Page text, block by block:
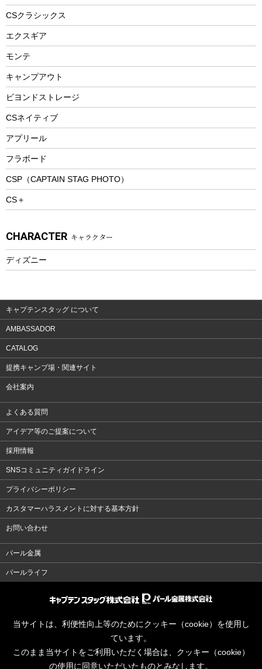
トレー
ランチョンマット
ランチボックス
ヘルメット
エアーポンプ
ビーチテント
ウィンター
スノーシュー
防寒ウェア
トレッキング
トレッキングアクセサリー
プレイグッズ
ウェルネス
ウェア、タオル
ウェア
CSクラシックス
エクスギア
モンテ
キャンプアウト
ビヨンドストレージ
CSネイティブ
アプリール
フラボード
CSP（CAPTAIN STAG PHOTO）
CS＋
CHARACTER キャラクター
ディズニー
キャプテンスタッグ について
AMBASSADOR
CATALOG
提携キャンプ場・関連サイト
会社案内
よくある質問
アイデア等のご提案について
採用情報
SNSコミュニティガイドライン
プライバシーポリシー
カスタマーハラスメントに対する基本方針
お問い合わせ
パール金属
パールライフ
当サイトは、利便性向上等のためにクッキー（cookie）を使用し
ています。
このまま当サイトをご利用いただく場合は、クッキー（cookie）
の使用に同意いただいたものとみなします。